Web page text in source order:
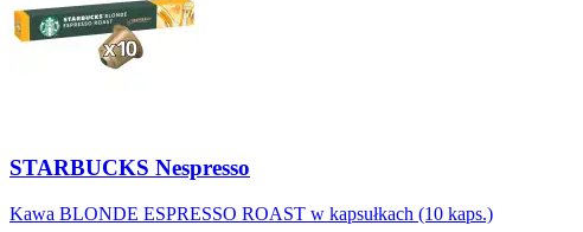
STARBUCKS Nespresso
Kawa BLONDE ESPRESSO ROAST w kapsułkach (10 kaps.)